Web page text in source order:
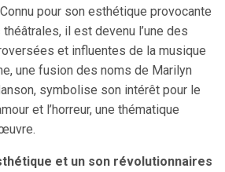
pour son esthétique provocante
il est devenu l’une des
et influentes de la musique
une fusion des noms de Marilyn
symbolise son intérêt pour le
et l’horreur, une thématique
et un son révolutionnaires